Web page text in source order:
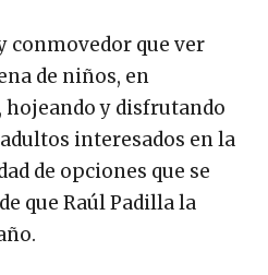
conmovedor que ver
de niños, en
hojeando y disfrutando
interesados en la
de opciones que se
que Raúl Padilla la